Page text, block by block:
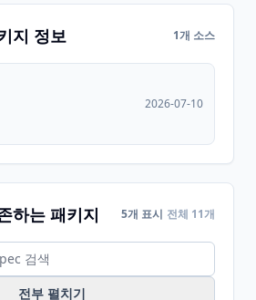
지 정보 1개 소스
2026-07-10
하는 패키지 5개 표시 전체 11개
전부 펼치기